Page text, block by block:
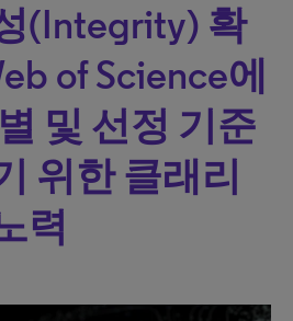
(Integrity) 확
of Science에
및 선정 기준
위한 클래리
력